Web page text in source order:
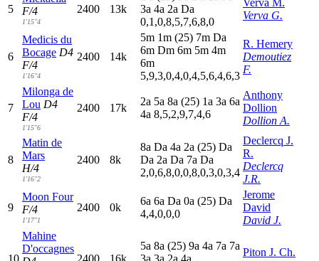
5
F/4
1'15"4
2400 13k
3a 4a 2a Da
0,1,0,8,5,7,6,8,0
Verva M.
Verva G.
6
Medicis du
Bocage D4
F/4
1'16"4
2400 14k
5m 1m (25) 7m Da
6m Dm 6m 5m 4m
6m
5,9,3,0,4,0,4,5,6,4,6,3
R. Hemery
Demoutiez
F.
7
Milonga de
Lou D4
F/4
1'15"6
2400 17k
2a 5a 8a (25) 1a 3a 6a
4a 8,5,2,9,7,4,6
Anthony
Dollion
Dollion A.
8
Matin de
Mars
H/4
1'16"2
2400 8k
8a Da 4a 2a (25) Da
Da 2a Da 7a Da
2,0,6,8,0,0,8,0,3,0,3,4
Declercq J.
R.
Declercq
J.R.
9
Moon Four
F/4
1'17"1
2400 0k
6a 6a Da 0a (25) Da
4,4,0,0,0
Jerome
David
David J.
10
Mahine
D'occagnes
2400 16k
5a 8a (25) 9a 4a 7a 7a
3a 3a 2a 4a
Piton J. Ch.